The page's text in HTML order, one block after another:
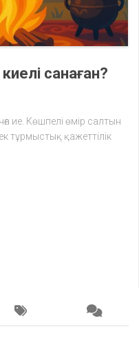
санаған?
ие. Көшпелі өмір салтын
тұрмыстық қажеттілік